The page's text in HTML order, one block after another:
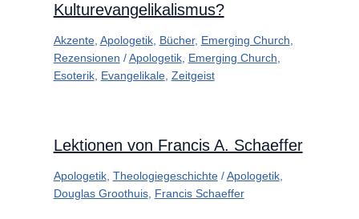
Kulturevangelikalismus?
Akzente, Apologetik, Bücher, Emerging Church
Rezensionen /Apologetik, Emerging Church
Esoterik, Evangelikale, Zeitgeist
Lektionen von Francis A. Schaeffer
Apologetik, Theologiegeschichte/Apologetik,
Douglas Groothuis, Francis Schaeffer